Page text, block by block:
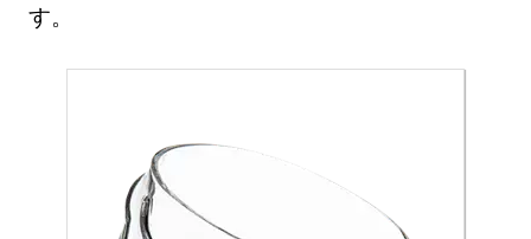
す。